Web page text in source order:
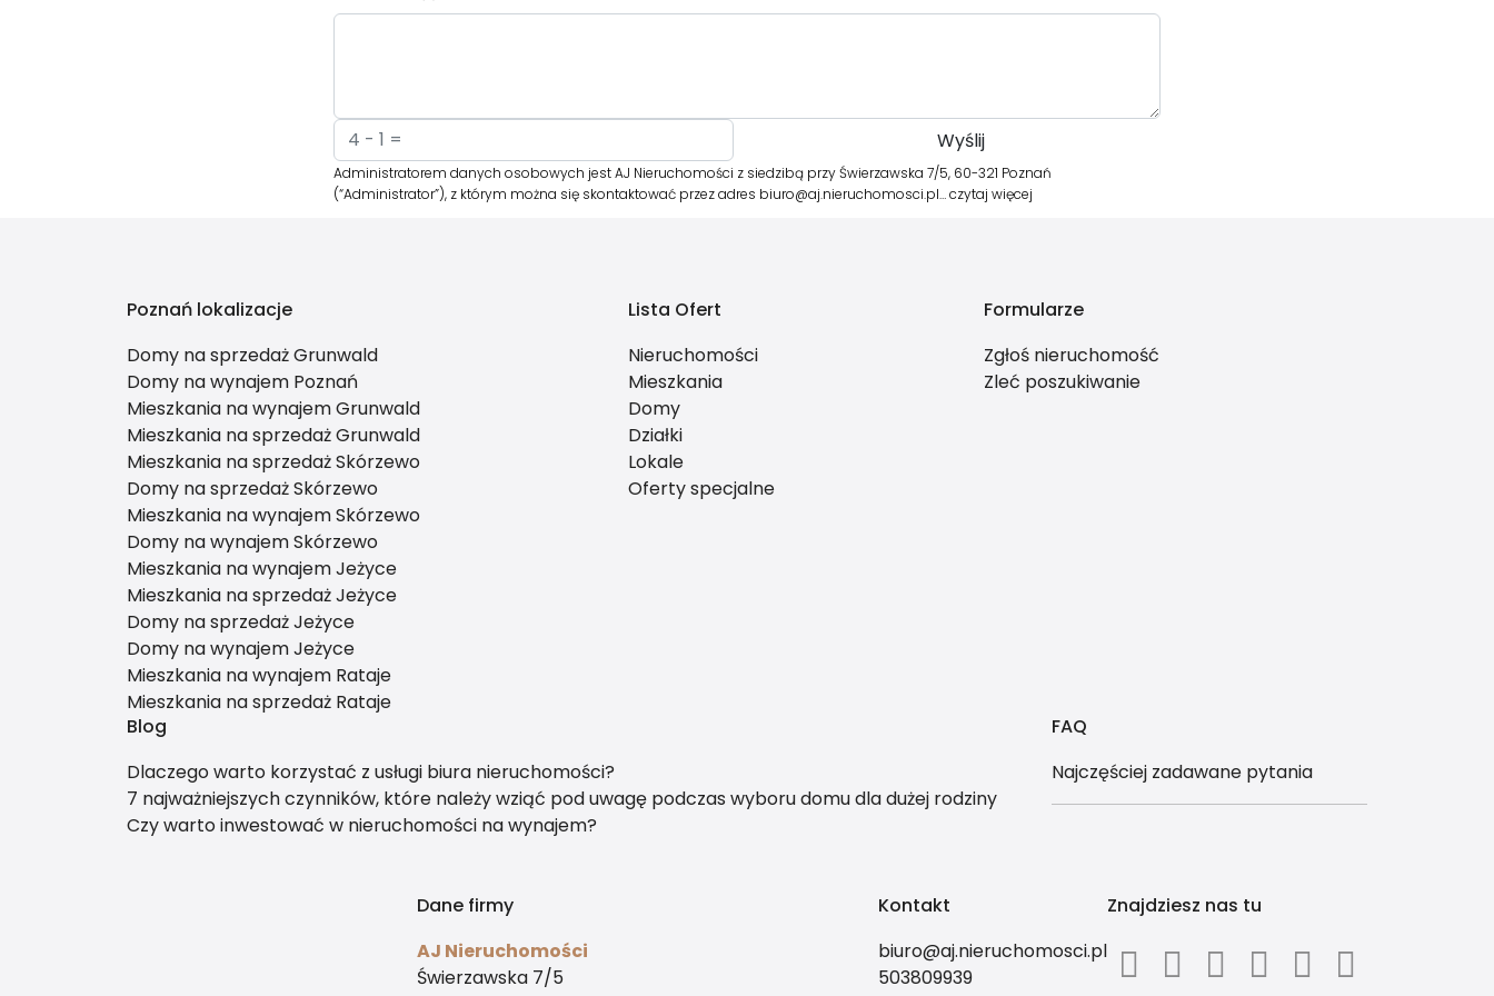
Administratorem danych osobowych jest AJ Nieruchomości z siedzibą przy Świerzawska 7/5, 60-321 Poznań
(“Administrator”), z którym można się skontaktować przez adres biuro@aj.nieruchomosci.pl…czytaj więcej
Poznań lokalizacje
Domy na sprzedaż Grunwald
Domy na wynajem Poznań
Mieszkania na wynajem Grunwald
Mieszkania na sprzedaż Grunwald
Mieszkania na sprzedaż Skórzewo
Domy na sprzedaż Skórzewo
Mieszkania na wynajem Skórzewo
Domy na wynajem Skórzewo
Mieszkania na wynajem Jeżyce
Mieszkania na sprzedaż Jeżyce
Domy na sprzedaż Jeżyce
Domy na wynajem Jeżyce
Mieszkania na wynajem Rataje
Mieszkania na sprzedaż Rataje
Lista Ofert
Nieruchomości
Mieszkania
Domy
Działki
Lokale
Oferty specjalne
Formularze
Zgłoś nieruchomość
Zleć poszukiwanie
Blog
Dlaczego warto korzystać z usługi biura nieruchomości?
7 najważniejszych czynników, które należy wziąć pod uwagę podczas wyboru domu dla dużej rodziny
Czy warto inwestować w nieruchomości na wynajem?
FAQ
Najczęściej zadawane pytania
Dane firmy
AJ Nieruchomości
Świerzawska 7/5
Kontakt
biuro@aj.nieruchomosci.pl
503809939
Znajdziesz nas tu